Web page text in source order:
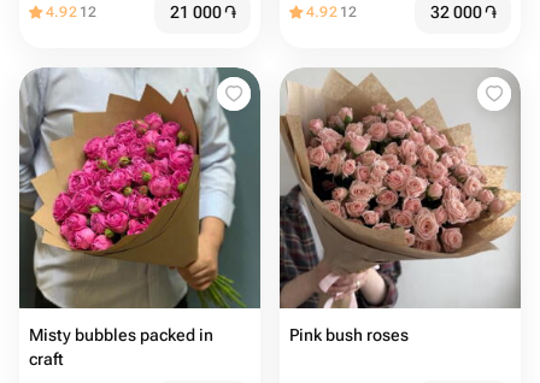
4.92 12 21 000֏ 4.92 12 32 000֏
Misty bubbles packed in
craft
Pink bush roses